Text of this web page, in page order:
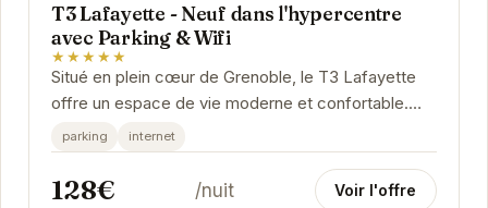
T3 Lafayette - Neuf dans l'hypercentre
avec Parking & Wifi
★★★★★
Situé en plein cœur de Grenoble, le T3 Lafayette
offre un espace de vie moderne et confortable.
Idéal pour les voyageurs d'affaires ou les...
parking internet
128€ /nuit Voir l'offre